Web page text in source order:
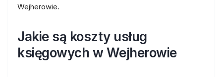
Wejherowie.
Jakie są koszty usług
księgowych w Wejherowie